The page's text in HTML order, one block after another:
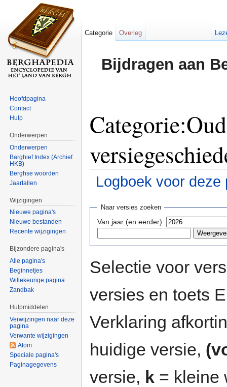
Bijdragen aan
Logboek voor deze
Naar versies zoeken
Van jaar (en eerder):
Selectie voor
versies en toets
Verklaring
huidige versie,
versie, k = kleine
Categorie Overleg
Hoofdpagina
Contact
Hulp
Onderwerpen
Onderwerpen
Barghief Index (Archief
HKB)
Berghse woorden
Jaartallen
Wijzigingen
Nieuwe pagina's
Nieuwe bestanden
Recente wijzigingen
Bijzondere pagina's
Alle pagina's
Beginnetjes
Willekeurige pagina
Zandbak
Hulpmiddelen
Verwijzingen naar deze
pagina
Verwante wijzigingen
Atom
Speciale pagina's
Paginagegevens